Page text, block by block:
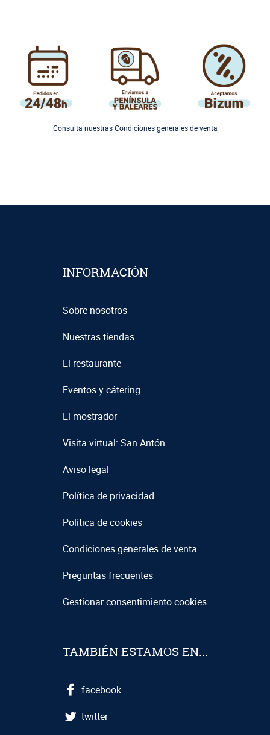
Consulta nuestras Condiciones generales de venta
INFORMACIÓN
Sobre nosotros
Nuestras tiendas
El restaurante
Eventos y cátering
El mostrador
Visita virtual: San Antón
Aviso legal
Política de privacidad
Política de cookies
Condiciones generales de venta
Preguntas frecuentes
Gestionar consentimiento cookies
TAMBIÉN ESTAMOS EN...
facebook
twitter